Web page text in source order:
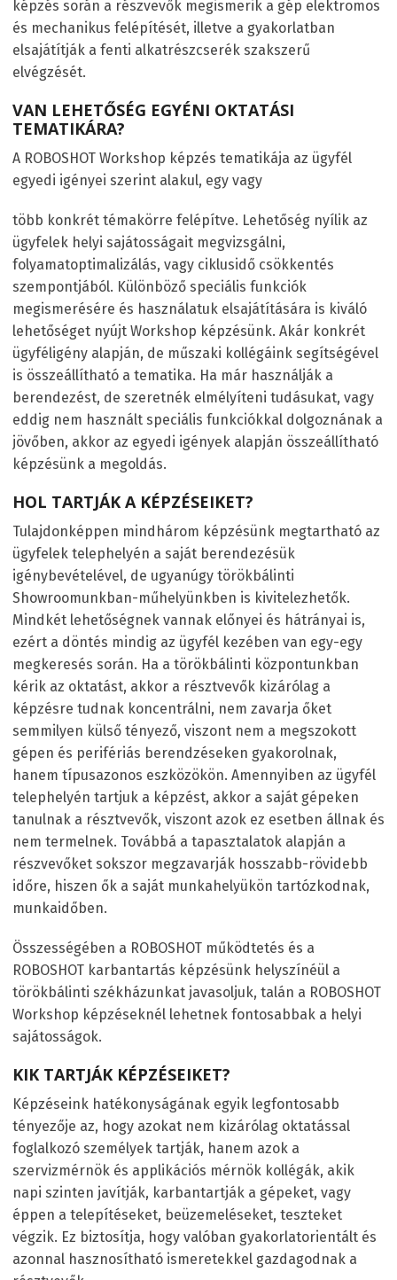
képzés során a részvevők megismerik a gép elektromos
és mechanikus felépítését, illetve a gyakorlatban
elsajátítják a fenti alkatrészcserék szakszerű
elvégzését.
VAN LEHETŐSÉG EGYÉNI OKTATÁSI
TEMATIKÁRA?
A ROBOSHOT Workshop képzés tematikája az ügyfél
egyedi igényei szerint alakul, egy vagy
több konkrét témakörre felépítve. Lehetőség nyílik az
ügyfelek helyi sajátosságait megvizsgálni,
folyamatoptimalizálás, vagy ciklusidő csökkentés
szempontjából. Különböző speciális funkciók
megismerésére és használatuk elsajátítására is kiváló
lehetőséget nyújt Workshop képzésünk. Akár konkrét
ügyféligény alapján, de műszaki kollégáink segítségével
is összeállítható a tematika. Ha már használják a
berendezést, de szeretnék elmélyíteni tudásukat, vagy
eddig nem használt speciális funkciókkal dolgoznának a
jövőben, akkor az egyedi igények alapján összeállítható
képzésünk a megoldás.
HOL TARTJÁK A KÉPZÉSEIKET?
Tulajdonképpen mindhárom képzésünk megtartható az
ügyfelek telephelyén a saját berendezésük
igénybevételével, de ugyanúgy törökbálinti
Showroomunkban-műhelyünkben is kivitelezhetők.
Mindkét lehetőségnek vannak előnyei és hátrányai is,
ezért a döntés mindig az ügyfél kezében van egy-egy
megkeresés során. Ha a törökbálinti központunkban
kérik az oktatást, akkor a résztvevők kizárólag a
képzésre tudnak koncentrálni, nem zavarja őket
semmilyen külső tényező, viszont nem a megszokott
gépen és perifériás berendzéseken gyakorolnak,
hanem típusazonos eszközökön. Amennyiben az ügyfél
telephelyén tartjuk a képzést, akkor a saját gépeken
tanulnak a résztvevők, viszont azok ez esetben állnak és
nem termelnek. Továbbá a tapasztalatok alapján a
részvevőket sokszor megzavarják hosszabb-rövidebb
időre, hiszen ők a saját munkahelyükön tartózkodnak,
munkaidőben.
Összességében a ROBOSHOT működtetés és a
ROBOSHOT karbantartás képzésünk helyszínéül a
törökbálinti székházunkat javasoljuk, talán a ROBOSHOT
Workshop képzéseknél lehetnek fontosabbak a helyi
sajátosságok.
KIK TARTJÁK KÉPZÉSEIKET?
Képzéseink hatékonyságának egyik legfontosabb
tényezője az, hogy azokat nem kizárólag oktatással
foglalkozó személyek tartják, hanem azok a
szervizmérnök és applikációs mérnök kollégák, akik
napi szinten javítják, karbantartják a gépeket, vagy
éppen a telepítéseket, beüzemeléseket, teszteket
végzik. Ez biztosítja, hogy valóban gyakorlatorientált és
azonnal hasznosítható ismeretekkel gazdagodnak a